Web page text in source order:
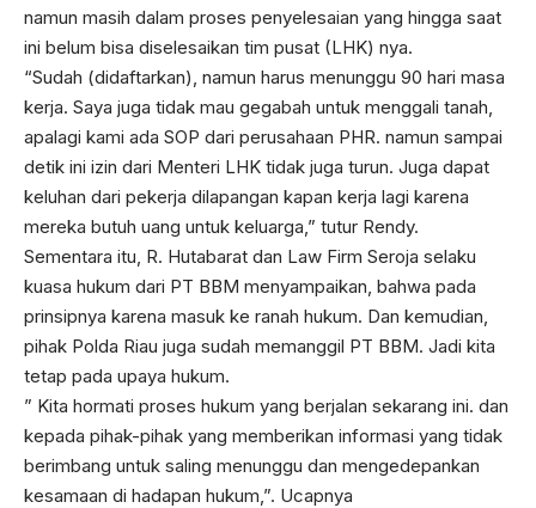
namun masih dalam proses penyelesaian yang hingga saat
ini belum bisa diselesaikan tim pusat (LHK) nya.
“Sudah (didaftarkan), namun harus menunggu 90 hari masa
kerja. Saya juga tidak mau gegabah untuk menggali tanah,
apalagi kami ada SOP dari perusahaan PHR. namun sampai
detik ini izin dari Menteri LHK tidak juga turun. Juga dapat
keluhan dari pekerja dilapangan kapan kerja lagi karena
mereka butuh uang untuk keluarga,” tutur Rendy.
Sementara itu, R. Hutabarat dan Law Firm Seroja selaku
kuasa hukum dari PT BBM menyampaikan, bahwa pada
prinsipnya karena masuk ke ranah hukum. Dan kemudian,
pihak Polda Riau juga sudah memanggil PT BBM. Jadi kita
tetap pada upaya hukum.
” Kita hormati proses hukum yang berjalan sekarang ini. dan
kepada pihak-pihak yang memberikan informasi yang tidak
berimbang untuk saling menunggu dan mengedepankan
kesamaan di hadapan hukum,”. Ucapnya